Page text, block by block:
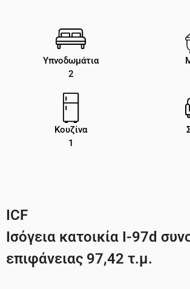
Υπνοδωμάτια
2
Κουζίνα
1
ICF
Ισόγεια κατοικία Ι-97d
επιφάνειας 97,42 τ.μ.